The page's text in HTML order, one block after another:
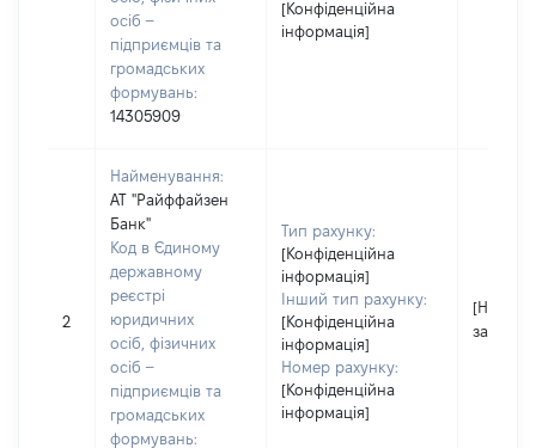
осіб –
підприємців та
громадських
формувань:
14305909
[Конфіденційна
інформація]
2
Найменування:
АТ "Райффайзен
Банк"
Код в Єдиному
державному
реєстрі
юридичних
осіб, фізичних
осіб –
підприємців та
громадських
формувань:
Тип рахунку:
[Конфіденційна
інформація]
Інший тип рахунку:
[Конфіденційна
інформація]
Номер рахунку:
[Конфіденційна
інформація]
[Не